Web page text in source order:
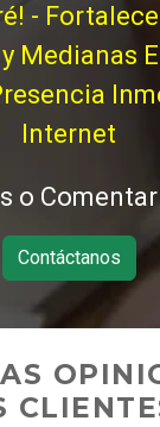
-
Medianas
Internet
o
Contáctanos